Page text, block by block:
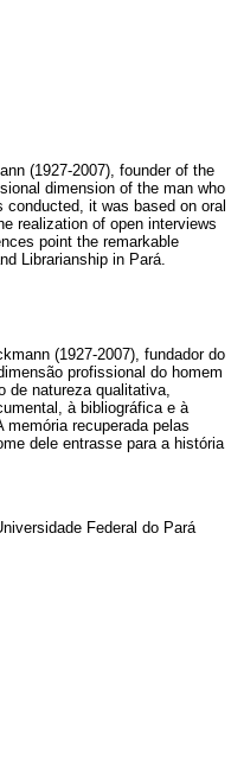
(1927-2007), founder of the
dimension of the man who
it was based on oral
realization of open interviews
point the remarkable
Librarianship in Pará.
(1927-2007), fundador do
profissional do homem
de natureza qualitativa,
à bibliográfica e à
recuperada pelas
dele entrasse para a história
Federal do Pará